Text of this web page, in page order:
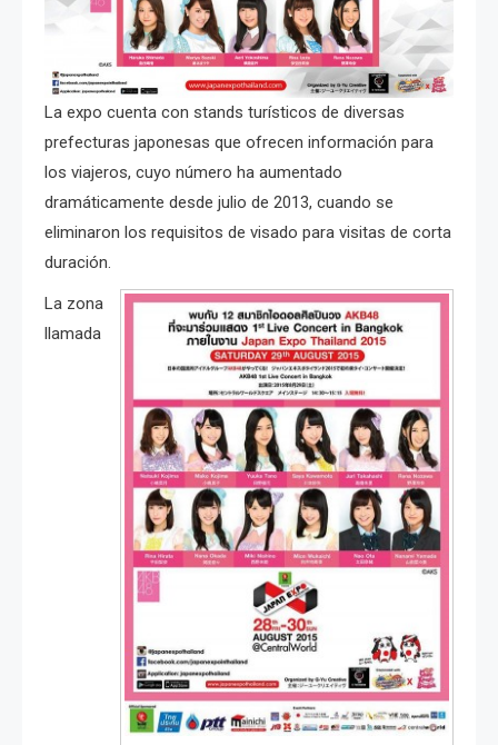
La expo cuenta con stands turísticos de diversas
prefecturas japonesas que ofrecen información para
los viajeros, cuyo número ha aumentado
dramáticamente desde julio de 2013, cuando se
eliminaron los requisitos de visado para visitas de corta
duración.
La zona
llamada